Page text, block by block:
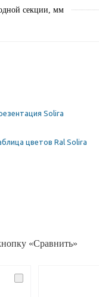
секции, мм
Solira
цветов Ral Solira
«Сравнить»